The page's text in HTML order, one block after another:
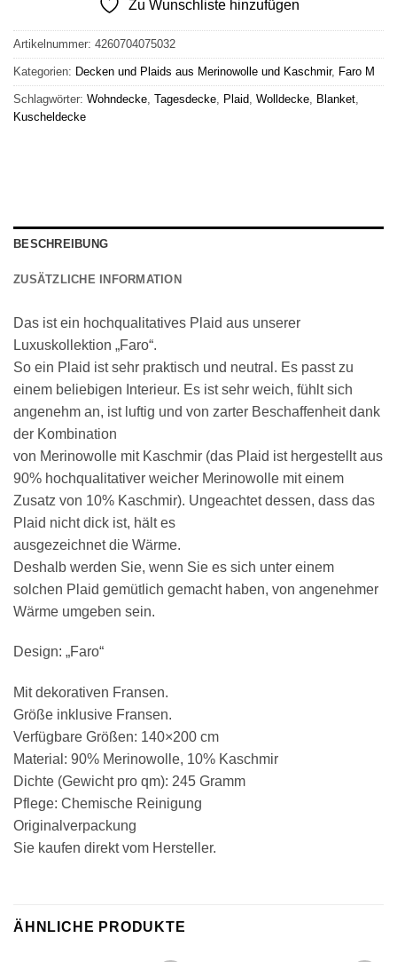
Zu Wunschliste hinzufügen
Artikelnummer: 4260704075032
Kategorien: Decken und Plaids aus Merinowolle und Kaschmir, Faro M
Schlagwörter: Wohndecke Tagesdecke Plaid Wolldecke Blanket
Kuscheldecke
BESCHREIBUNG
ZUSÄTZLICHE INFORMATION
Das ist ein hochqualitatives Plaid aus unserer
Luxuskollektion „Faro“.
So ein Plaid ist sehr praktisch und neutral. Es passt zu
einem beliebigen Interieur. Es ist sehr weich, fühlt sich
angenehm an, ist luftig und von zarter Beschaffenheit dank
der Kombination
von Merinowolle mit Kaschmir (das Plaid ist hergestellt aus
90% hochqualitativer weicher Merinowolle mit einem
Zusatz von 10% Kaschmir). Ungeachtet dessen, dass das
Plaid nicht dick ist, hält es
ausgezeichnet die Wärme.
Deshalb werden Sie, wenn Sie es sich unter einem
solchen Plaid gemütlich gemacht haben, von angenehmer
Wärme umgeben sein.
Design: „Faro“
Mit dekorativen Fransen.
Größe inklusive Fransen.
Verfügbare Größen: 140×200 cm
Material: 90% Merinowolle, 10% Kaschmir
Dichte (Gewicht pro qm): 245 Gramm
Pflege: Chemische Reinigung
Originalverpackung
Sie kaufen direkt vom Hersteller.
ÄHNLICHE PRODUKTE